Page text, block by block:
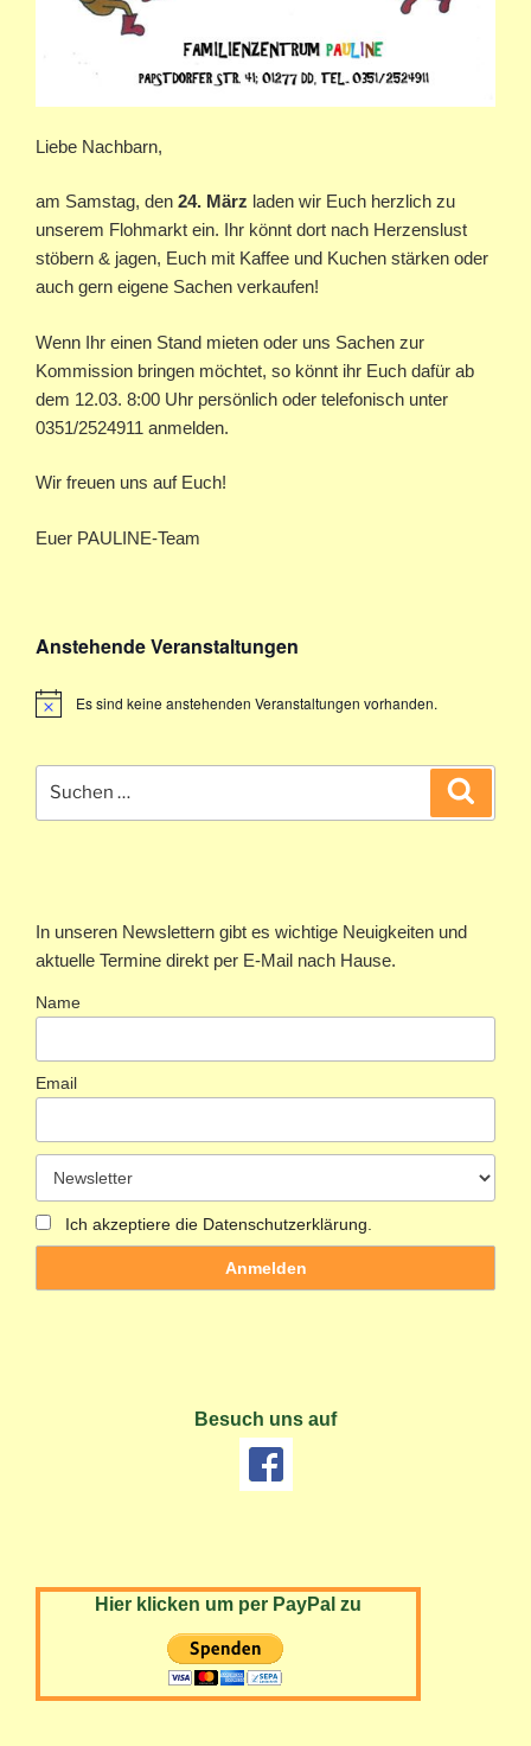
Liebe Nachbarn,
am Samstag, den 24. März laden wir Euch herzlich zu
unserem Flohmarkt ein. Ihr könnt dort nach Herzenslust
stöbern & jagen, Euch mit Kaffee und Kuchen stärken oder
auch gern eigene Sachen verkaufen!
Wenn Ihr einen Stand mieten oder uns Sachen zur
Kommission bringen möchtet, so könnt ihr Euch dafür ab
dem 12.03. 8:00 Uhr persönlich oder telefonisch unter
0351/2524911 anmelden.
Wir freuen uns auf Euch!
Euer PAULINE-Team
Anstehende Veranstaltungen
Es sind keine anstehenden Veranstaltungen vorhanden.
nach:
In unseren Newslettern gibt es wichtige Neuigkeiten und
aktuelle Termine direkt per E-Mail nach Hause.
Name
Email
Ich akzeptiere die Datenschutzerklärung.
Besuch uns auf
Hier klicken um per PayPal zu